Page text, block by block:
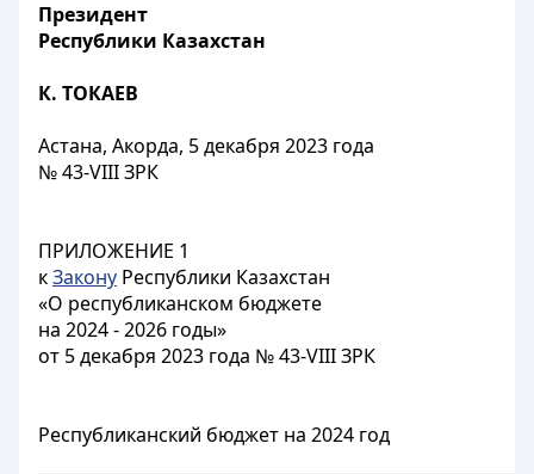
Президент
Республики Казахстан
К. ТОКАЕВ
Астана, Акорда, 5 декабря 2023 года
№ 43-VIII ЗРК
ПРИЛОЖЕНИЕ 1
кЗакону Республики Казахстан
«О республиканском бюджете
на 2024 - 2026 годы»
от 5 декабря 2023 года № 43-VIII ЗРК
Республиканский бюджет на 2024 год